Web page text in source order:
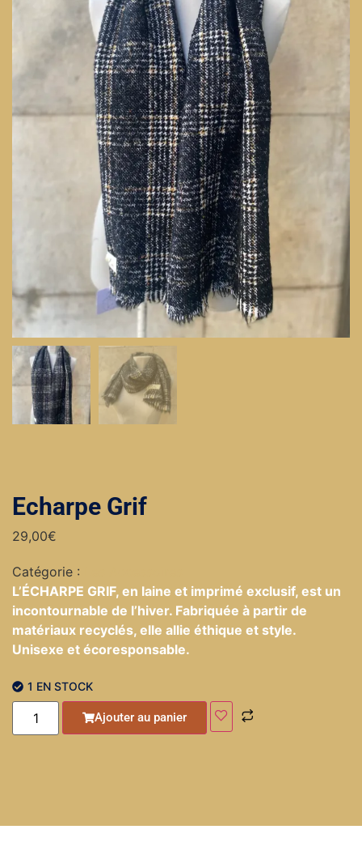
Echarpe Grif
29,00€
Catégorie :
L’ÉCHARPE GRIF, en laine et imprimé exclusif, est un
incontournable de l’hiver. Fabriquée à partir de
matériaux recyclés, elle allie éthique et style.
Unisexe et écoresponsable.
1 EN STOCK
Ajouter au panier